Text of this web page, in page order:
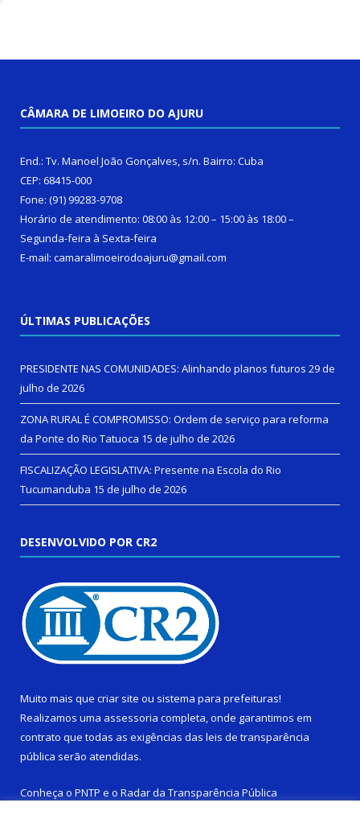
CÂMARA DE LIMOEIRO DO AJURU
End.: Tv. Manoel João Gonçalves, s/n. Bairro: Cuba
CEP: 68415-000
Fone: (91) 99283-9708
Horário de atendimento: 08:00 às 12:00 – 15:00 às 18:00 –
Segunda-feira à Sexta-feira
E-mail: camaralimoeirodoajuru@gmail.com
ÚLTIMAS PUBLICAÇÕES
PRESIDENTE NAS COMUNIDADES: Alinhando planos futuros 29 de
julho de 2026
ZONA RURAL É COMPROMISSO: Ordem de serviço para reforma
da Ponte do Rio Tatuoca 15 de julho de 2026
FISCALIZAÇÃO LEGISLATIVA: Presente na Escola do Rio
Tucumanduba 15 de julho de 2026
DESENVOLVIDO POR CR2
Muito mais que criar site ou sistema para prefeituras!
Realizamos uma assessoria completa, onde garantimos em
contrato que todas as exigências das leis de transparência
pública serão atendidas.
Conheça o PNTP e o Radar da Transparência Pública